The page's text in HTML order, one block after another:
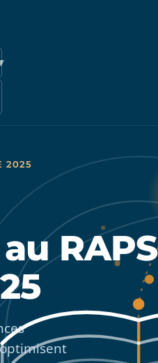
2025
RAPS